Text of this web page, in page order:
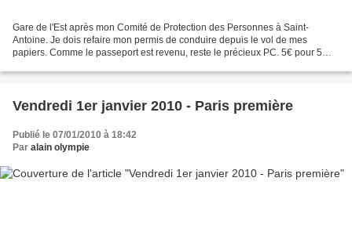
Gare de l'Est après mon Comité de Protection des Personnes à Saint-
Antoine. Je dois refaire mon permis de conduire depuis le vol de mes
papiers. Comme le passeport est revenu, reste le précieux PC. 5€ pour 5
Vendredi 1er janvier 2010 - Paris première
Publié le 07/01/2010 à 18:42
Par alain olympie